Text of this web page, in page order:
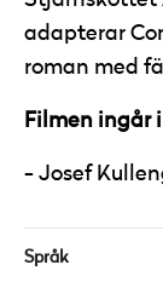
adapterar
roman med
Filmen ingår i
Josef
Språk